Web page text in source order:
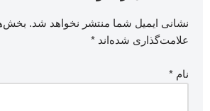
نشانی ایمیل شما منتشر نخواهد شد.
علامت‌گذاری شده‌اند *
نام *